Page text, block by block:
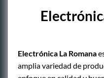
Electrónica La Romana
amplia variedad de